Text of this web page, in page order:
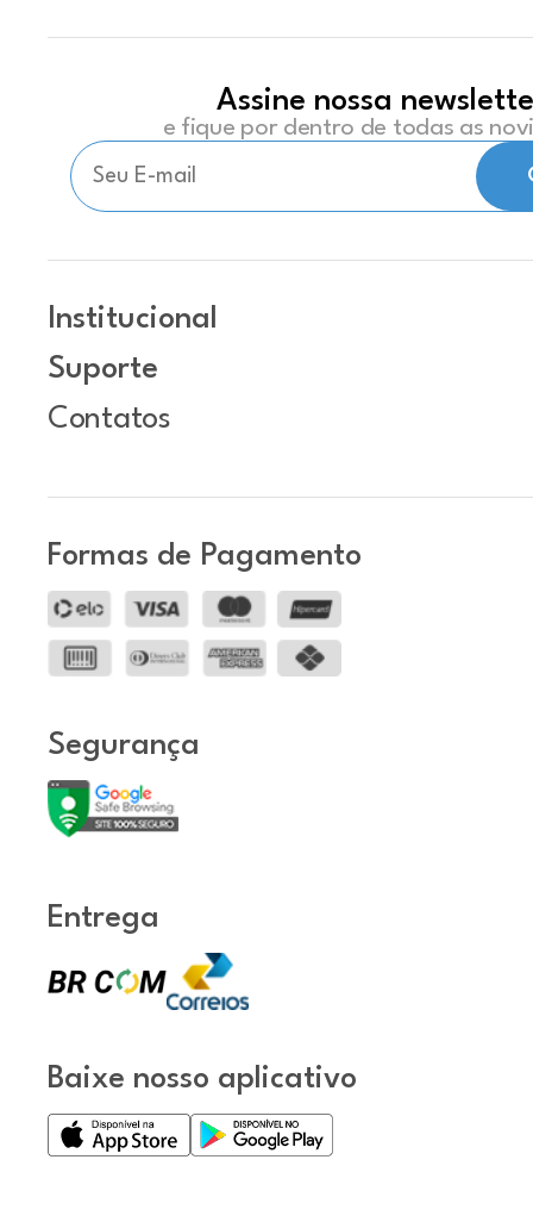
Assine nossa
e fique por dentro de todas as
Institucional
Suporte
Contatos
Formas de Pagamento
Segurança
Entrega
Baixe nosso aplicativo